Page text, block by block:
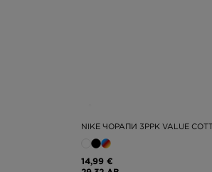
NIKE ЧОРАПИ 3PPK VALUE
14,99 €